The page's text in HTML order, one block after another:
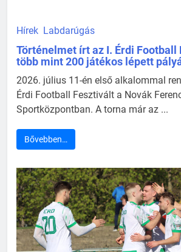
Hírek Labdarúgás
Történelmet írt az I. Érdi Football
több mint 200 játékos lépett
2026. július 11-én első alkalommal
Érdi Football Fesztivált a Novák
Sportközpontban. A torna már az ...
Bővebben…